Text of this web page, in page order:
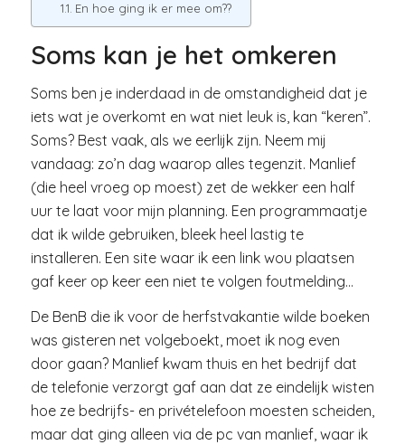
En hoe ging ik er mee om??
Soms kan je het omkeren
Soms ben je inderdaad in de omstandigheid dat je
iets wat je overkomt en wat niet leuk is, kan “keren”.
Soms? Best vaak, als we eerlijk zijn. Neem mij
vandaag: zo’n dag waarop alles tegenzit. Manlief
(die heel vroeg op moest) zet de wekker een half
uur te laat voor mijn planning. Een programmaatje
dat ik wilde gebruiken, bleek heel lastig te
installeren. Een site waar ik een link wou plaatsen
gaf keer op keer een niet te volgen foutmelding…
De BenB die ik voor de herfstvakantie wilde boeken
was gisteren net volgeboekt, moet ik nog even
door gaan? Manlief kwam thuis en het bedrijf dat
de telefonie verzorgt gaf aan dat ze eindelijk wisten
hoe ze bedrijfs- en privételefoon moesten scheiden,
maar dat ging alleen via de pc van manlief, waar ik